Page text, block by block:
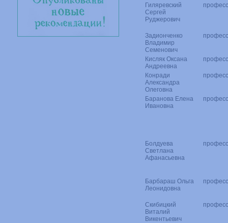
Гиляревский
Сергей
Руджерович
Задионченко
Владимир
Семенович
Кисляк Оксана
Андреевна
Конради
Александра
Олеговна
Баранова Елена
Ивановна
Болдуева
Светлана
Афанасьевна
Барбараш Ольга
Леонидовна
Скибицкий
Виталий
Викентьевич